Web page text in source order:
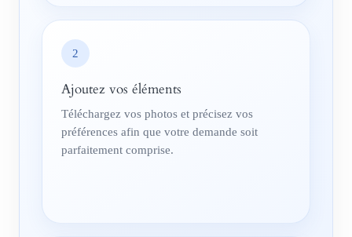
2
Ajoutez vos éléments
Téléchargez vos photos et précisez vos
préférences afin que votre demande soit
parfaitement comprise.